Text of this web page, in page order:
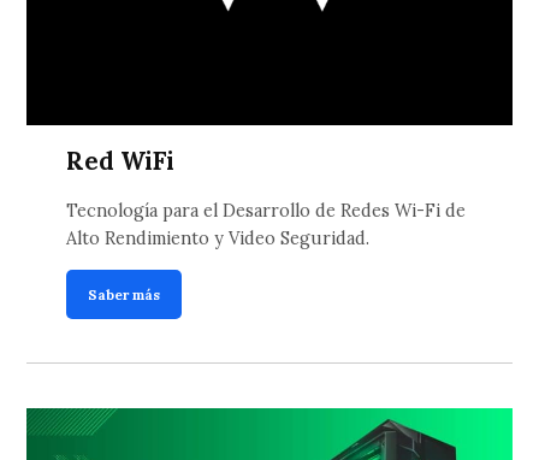
Red WiFi
Tecnología para el Desarrollo de Redes Wi-Fi de
Alto Rendimiento y Video Seguridad.
Saber más